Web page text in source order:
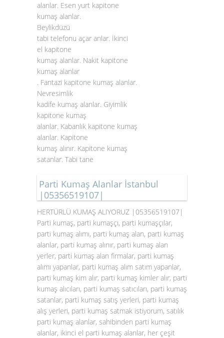
alanlar. Esen yurt kapitone
kumaş alanlar.
Beylikdüzü
tabi telefonu açar anlar. İkinci
el kapitone
kumaş alanlar. Nakit kapitone
kumaş alanlar
. Fantazi kapitone kumaş alanlar.
Nevresimlik
kadife kumaş alanlar. Giyimlik
kapitone kumaş
alanlar. Kabanlık kapitone kumaş
alanlar. Kapitone
kumaş alınır. Kapitone kumaş
satanlar. Tabi tane
Parti Kumaş Alanlar İstanbul
|05356519107|
HERTÜRLÜ KUMAŞ ALIYORUZ |05356519107|
Parti kumaş, parti kumaşçı, parti kumaşçılar,
parti kumaş alımı, parti kumaş alan, parti kumaş
alanlar, parti kumaş alınır, parti kumaş alan
yerler, parti kumaş alan firmalar, parti kumaş
alımı yapanlar, parti kumaş alım satım yapanlar,
parti kumaş kim alır, parti kumaş kimler alır, parti
kumaş alıcıları, parti kumaş satıcıları, parti kumaş
satanlar, parti kumaş satış yerleri, parti kumaş
alış yerleri, parti kumaş satmak istiyorum, satılık
parti kumaş alanlar, sahibinden parti kumaş
alanlar, ikinci el parti kumaş alanlar, her çeşit